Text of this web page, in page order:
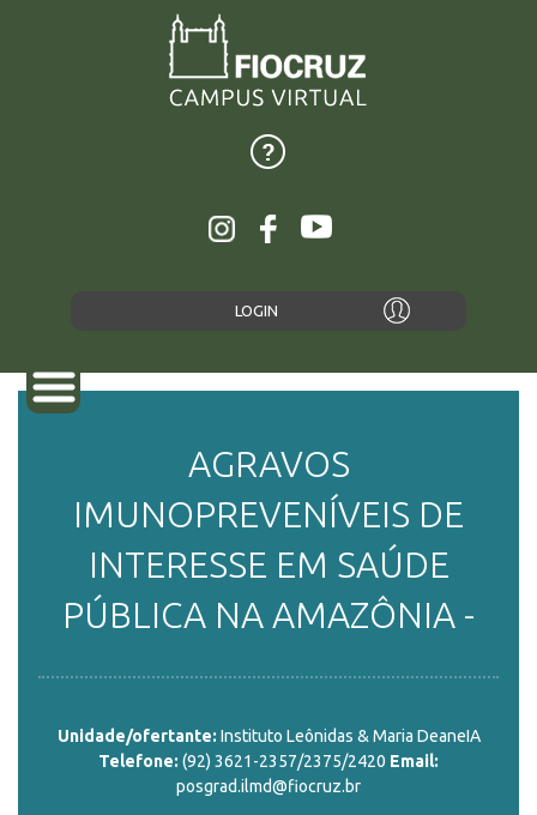
LOGIN
SOBRE
ENSINO
PLATAFORMAS
AGRAVOS
IMUNOPREVENÍVEIS DE
INTERESSE EM SAÚDE
PÚBLICA NA AMAZÔNIA -
Unidade/ofertante: Instituto Leônidas & Maria DeaneIA
Telefone: (92) 3621-2357/2375/2420 Email:
posgrad.ilmd@fiocruz.br